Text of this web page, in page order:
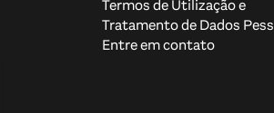
Termos de Utilização e
Tratamento de Dados
Entre em contato